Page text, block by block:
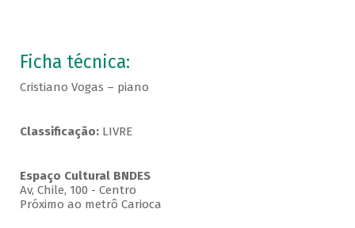
Ficha técnica:
Cristiano Vogas – piano
Classificação:LIVRE
Espaço Cultural BNDES
Av, Chile, 100 - Centro
Próximo ao metrô Carioca